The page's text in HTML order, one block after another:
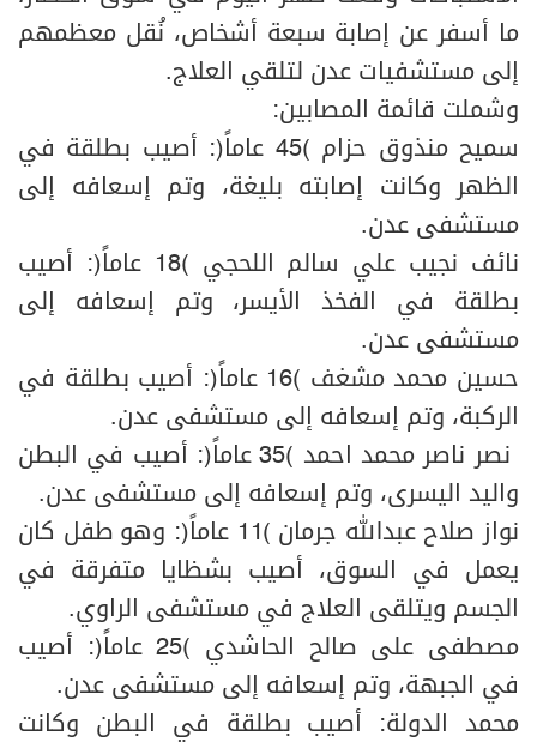
ما أسفر عن إصابة سبعة أشخاص، نُقل معظمهم
إلى مستشفيات عدن لتلقي العلاج.
وشملت قائمة المصابين:
سميح منذوق حزام (45 عاماً): أصيب بطلقة في
الظهر وكانت إصابته بليغة، وتم إسعافه إلى
مستشفى عدن.
نائف نجيب علي سالم اللحجي (18 عاماً): أصيب
بطلقة في الفخذ الأيسر، وتم إسعافه إلى
مستشفى عدن.
حسين محمد مشغف (16 عاماً): أصيب بطلقة في
الركبة، وتم إسعافه إلى مستشفى عدن.
نصر ناصر محمد احمد (35 عاماً): أصيب في البطن
واليد اليسرى، وتم إسعافه إلى مستشفى عدن.
نواز صلاح عبدالله جرمان (11 عاماً): وهو طفل كان
يعمل في السوق، أصيب بشظايا متفرقة في
الجسم ويتلقى العلاج في مستشفى الراوي.
مصطفى على صالح الحاشدي (25 عاماً): أصيب
في الجبهة، وتم إسعافه إلى مستشفى عدن.
محمد الدولة: أصيب بطلقة في البطن وكانت